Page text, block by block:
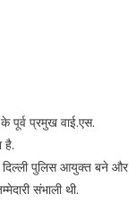
पूर्व प्रमुख वाई.एस.
है.
पुलिस आयुक्त बने और
संभाली थी.